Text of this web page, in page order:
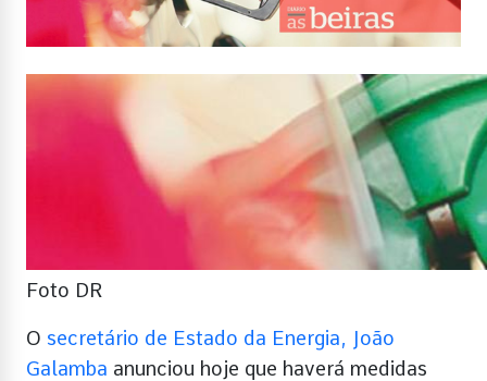
Foto DR
O secretário de Estado da Energia, João
Galamba anunciou hoje que haverá medidas